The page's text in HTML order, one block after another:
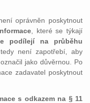
oprávněn poskytnout
, které se týkají
podílejí na průběhu
není zapotřebí, aby
jako důvěrnou. Po
zadavatel poskytnout
s odkazem na § 11